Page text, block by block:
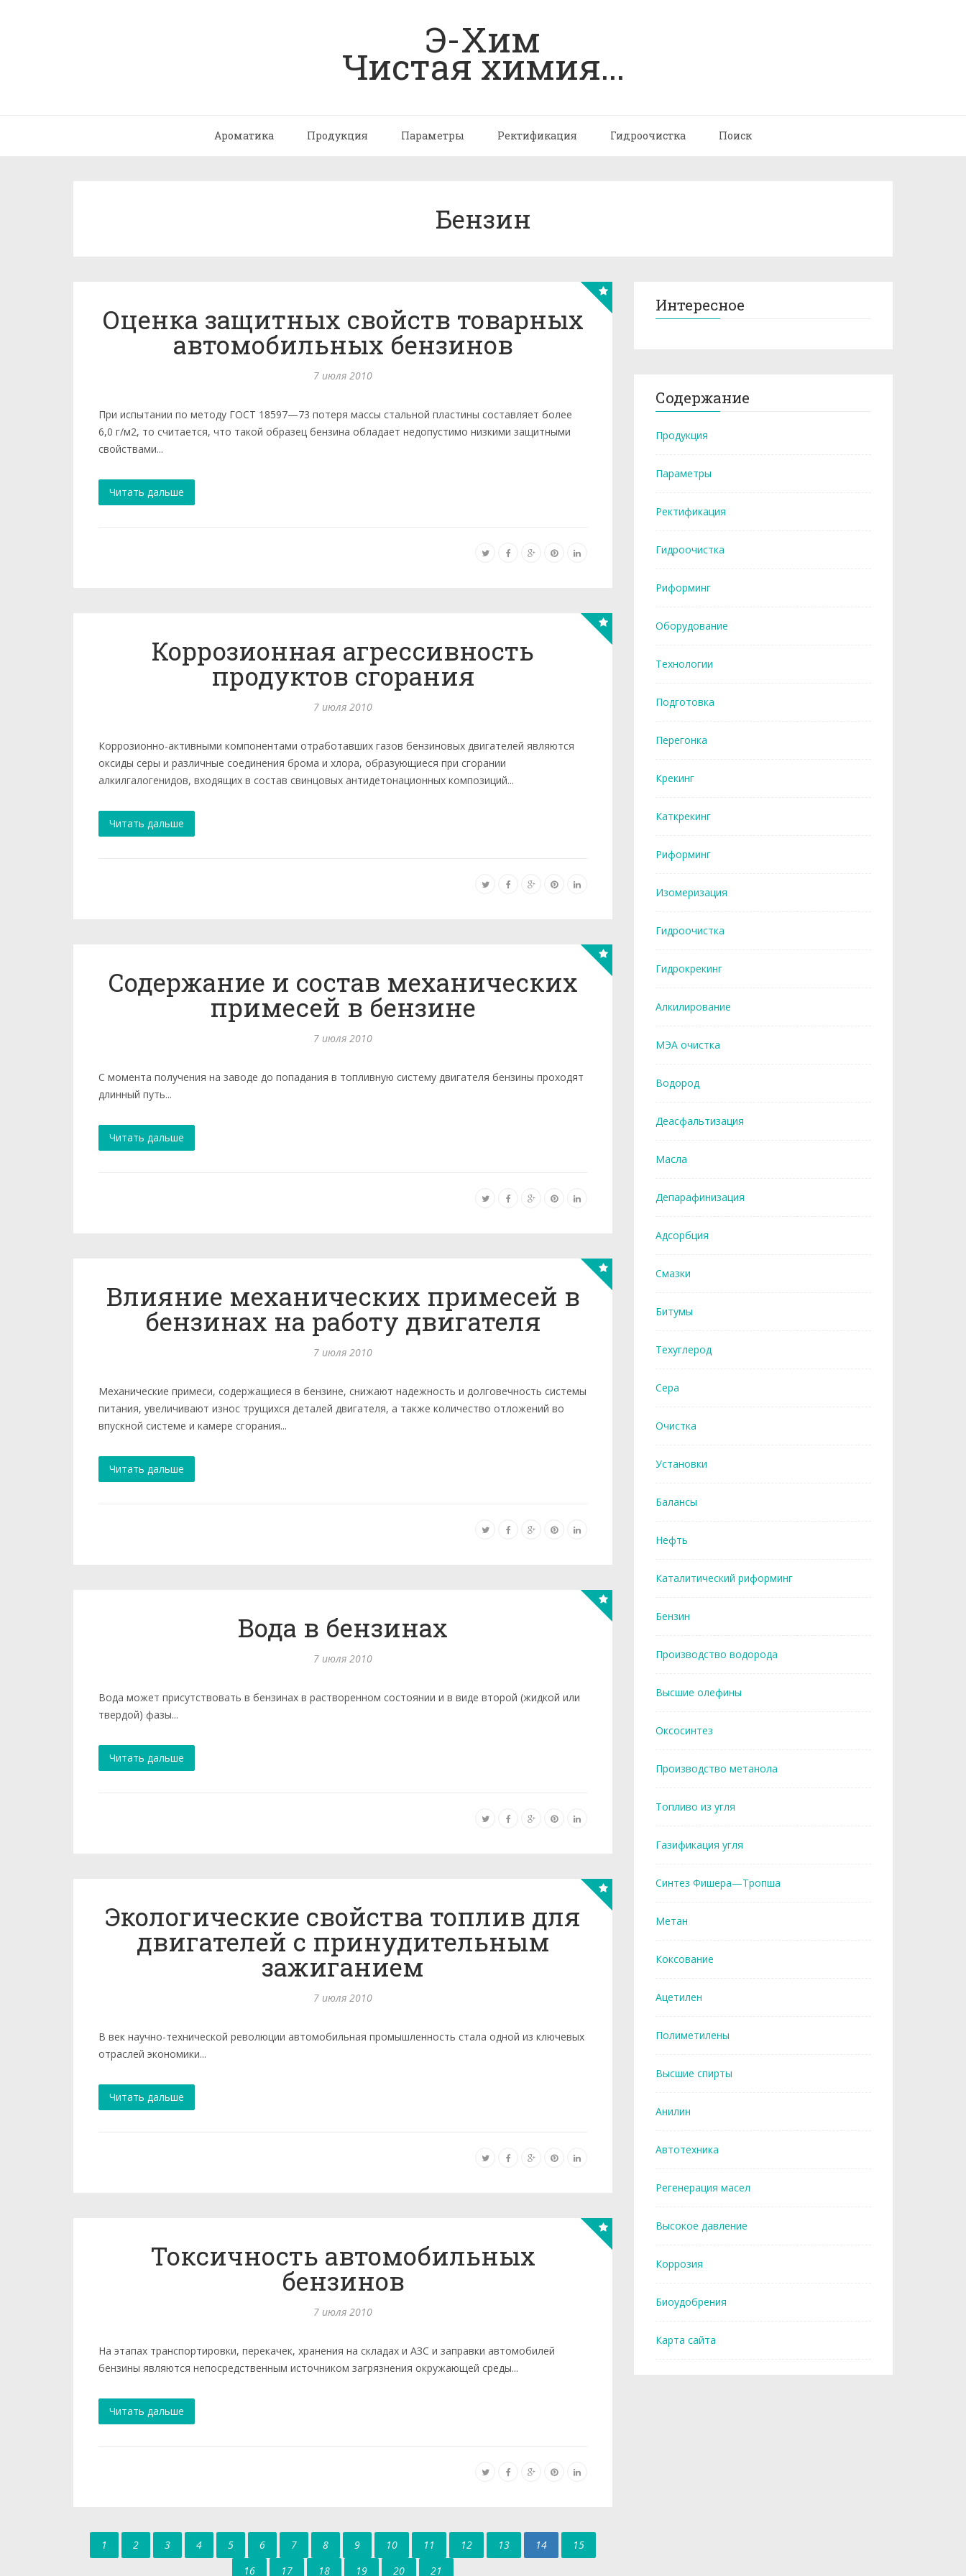
Э-Хим
Чистая химия...
Ароматика Продукция Параметры Ректификация Гидроочистка Поиск
Бензин
Оценка защитных свойств товарных
автомобильных бензинов
7 июля 2010
При испытании по методу ГОСТ 18597—73 потеря массы стальной пластины составляет более
6,0 г/м2, то считается, что такой образец бензина обладает недопустимо низкими защитными
свойствами...
Читать дальше
Коррозионная агрессивность
продуктов сгорания
7 июля 2010
Коррозионно-активными компонентами отработавших газов бензиновых двигателей являются
оксиды серы и различные соединения брома и хлора, образующиеся при сгорании
алкилгалогенидов, входящих в состав свинцовых антидетонационных композиций...
Читать дальше
Содержание и состав механических
примесей в бензине
7 июля 2010
С момента получения на заводе до попадания в топливную систему двигателя бензины проходят
длинный путь...
Читать дальше
Влияние механических примесей в
бензинах на работу двигателя
7 июля 2010
Механические примеси, содержащиеся в бензине, снижают надежность и долговечность системы
питания, увеличивают износ трущихся деталей двигателя, а также количество отложений во
впускной системе и камере сгорания...
Читать дальше
Вода в бензинах
7 июля 2010
Вода может присутствовать в бензинах в растворенном состоянии и в виде второй (жидкой или
твердой) фазы...
Читать дальше
Экологические свойства топлив для
двигателей с принудительным
зажиганием
7 июля 2010
В век научно-технической революции автомобильная промышленность стала одной из ключевых
отраслей экономики...
Читать дальше
Токсичность автомобильных
бензинов
7 июля 2010
На этапах транспортировки, перекачек, хранения на складах и АЗС и заправки автомобилей
бензины являются непосредственным источником загрязнения окружающей среды...
Читать дальше
1 2 3 4 5 6 7 8 9 10 11 12 13 14
15
16
17 18 19 20 21
Интересное
Содержание
Продукция
Параметры
Ректификация
Гидроочистка
Риформинг
Оборудование
Технологии
Подготовка
Перегонка
Крекинг
Каткрекинг
Риформинг
Изомеризация
Гидроочистка
Гидрокрекинг
Алкилирование
МЭА очистка
Водород
Деасфальтизация
Масла
Депарафинизация
Адсорбция
Смазки
Битумы
Техуглерод
Сера
Очистка
Установки
Балансы
Нефть
Каталитический риформинг
Бензин
Производство водорода
Высшие олефины
Оксосинтез
Производство метанола
Топливо из угля
Газификация угля
Синтез Фишера—Тропша
Метан
Коксование
Ацетилен
Полиметилены
Высшие спирты
Анилин
Автотехника
Регенерация масел
Высокое давление
Коррозия
Биоудобрения
Карта сайта